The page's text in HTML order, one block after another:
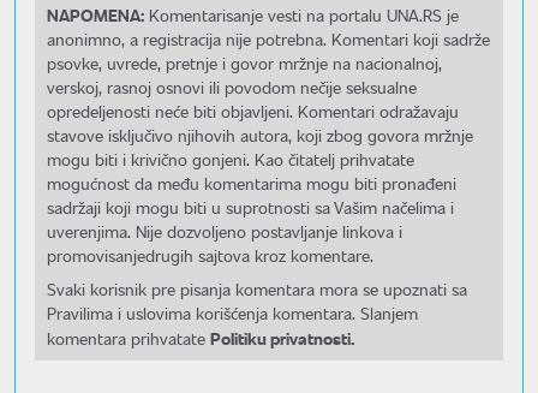
NAPOMENA: Komentarisanje vesti na portalu UNA.RS je
anonimno, a registracija nije potrebna. Komentari koji sadrže
psovke, uvrede, pretnje i govor mržnje na nacionalnoj,
verskoj, rasnoj osnovi ili povodom nečije seksualne
opredeljenosti neće biti objavljeni. Komentari odražavaju
stavove isključivo njihovih autora, koji zbog govora mržnje
mogu biti i krivično gonjeni. Kao čitatelj prihvatate
mogućnost da među komentarima mogu biti pronađeni
sadržaji koji mogu biti u suprotnosti sa Vašim načelima i
uverenjima. Nije dozvoljeno postavljanje linkova i
promovisanjedrugih sajtova kroz komentare.
Svaki korisnik pre pisanja komentara mora se upoznati sa
Pravilima i uslovima korišćenja komentara. Slanjem
komentara prihvatate Politiku privatnosti.